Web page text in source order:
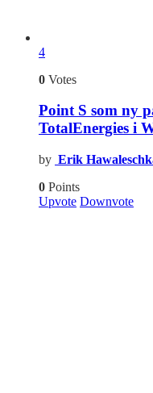
4
0 Votes
Point S som ny
TotalEnergies i
by Erik
0 Points
Upvote Downvote